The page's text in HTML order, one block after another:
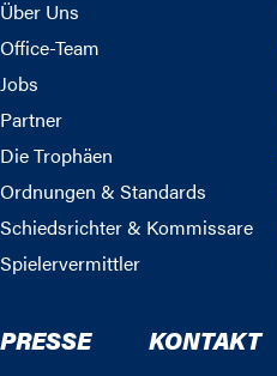
Über Uns
Office-Team
Jobs
Partner
Die Trophäen
Ordnungen & Standards
Schiedsrichter & Kommissare
Spielervermittler
PRESSE KONTAKT